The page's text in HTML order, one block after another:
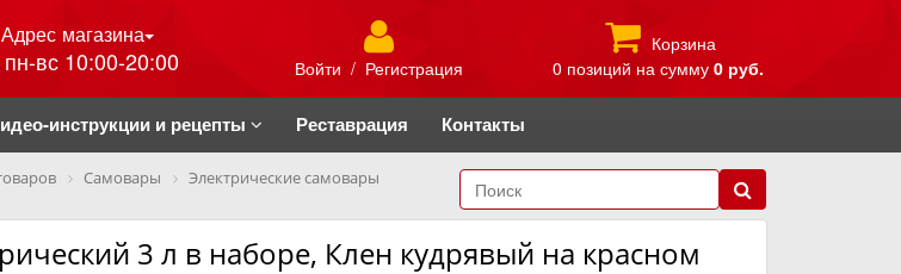
Адрес магазина
пн-вс 10:00-20:00 Войти / Регистрация
Корзина
0 позиций на сумму 0 руб.
инструкции и рецепты Реставрация Контакты
Самовары Электрические самовары
3 л в наборе, Клен кудрявый на красном